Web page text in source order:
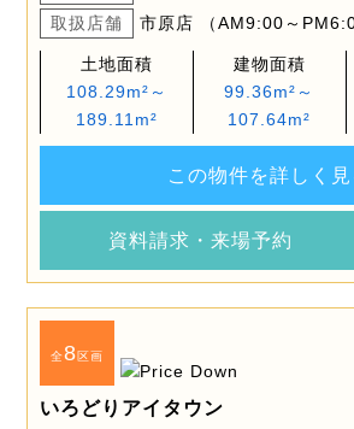
取扱店舗
市原店 （AM9:00～
土地面積
108.29m²～
189.11m²
建物面積
99.36m²～
107.64m²
この物件を詳しく見
資料請求・来場予約
全8区画
いろどりアイタウン